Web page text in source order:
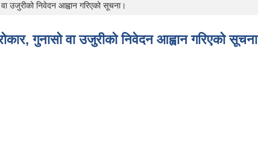
उजुरीको निवेदन आह्वान गरिएको सूचना।
गुनासो वा उजुरीको निवेदन आह्वान गरिएको